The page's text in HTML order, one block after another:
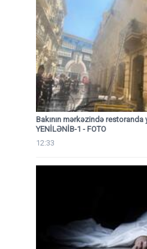
Bakının mərkəzində restoranda
YENİLƏNİB-1 - FOTO
12:33